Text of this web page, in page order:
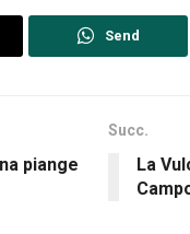
Send
piange
Succ.
La